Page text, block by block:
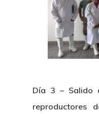
Día 3 – Salido
reproductores